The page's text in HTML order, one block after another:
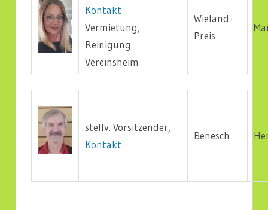
Kontakt
Vermietung,
Reinigung
Vereinsheim
Wieland-
Preis
stellv. Vorsitzender,
Kontakt
Benesch